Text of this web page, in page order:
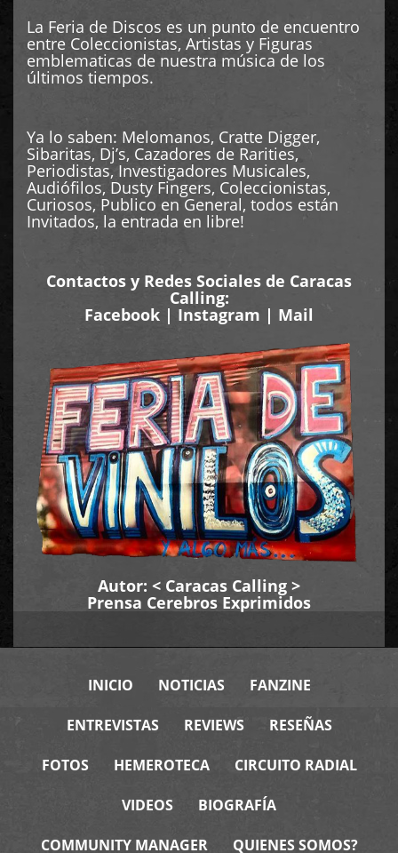
La Feria de Discos es un punto de encuentro
entre Coleccionistas, Artistas y Figuras
emblematicas de nuestra música de los
últimos tiempos.
Ya lo saben: Melomanos, Cratte Digger,
Sibaritas, Dj’s, Cazadores de Rarities,
Periodistas, Investigadores Musicales,
Audiófilos, Dusty Fingers, Coleccionistas,
Curiosos, Publico en General, todos están
Invitados, la entrada en libre!
Contactos y Redes Sociales de Caracas
Calling:
Facebook | Instagram | Mail
Autor: < Caracas Calling >
Prensa Cerebros Exprimidos
INICIO NOTICIAS FANZINE
ENTREVISTAS REVIEWS RESEÑAS
FOTOS HEMEROTECA CIRCUITO RADIAL
VIDEOS BIOGRAFÍA
COMMUNITY MANAGER QUIENES SOMOS?